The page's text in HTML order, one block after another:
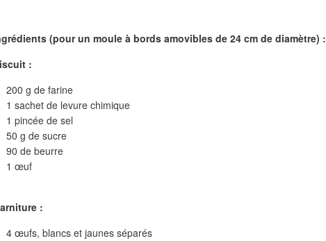
(pour un moule à bords amovibles de 24 cm de diamètre) :
:
200 g de farine
1 sachet de levure chimique
1 pincée de sel
50 g de sucre
90 de beurre
1 œuf
:
4 œufs, blancs et jaunes séparés